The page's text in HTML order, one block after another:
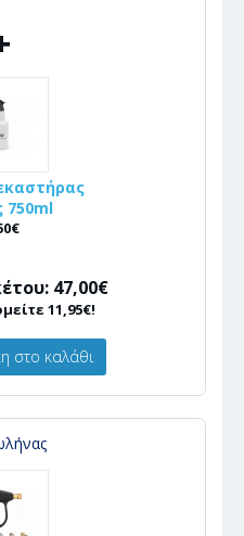
750ml
47,00€
11,95€!
στο καλάθι